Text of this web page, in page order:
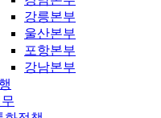
강릉본부
울산본부
포항본부
강남본부